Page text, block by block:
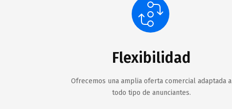
Flexibilidad
Ofrecemos una amplia oferta comercial adaptada a
todo tipo de anunciantes.